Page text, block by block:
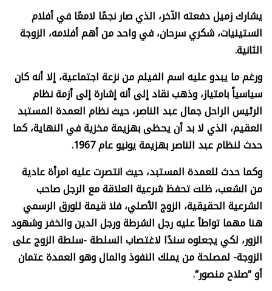
يشارك زميل دفعته الآخر، الذي صار نجمًا لامعًا في أفلام
الستينيات، شكري سرحان، في واحد من أهم أفلامه، الزوجة
الثانية.
ورغم ما يبدو عليه اسم الفيلم من نزعة اجتماعية، إلا أنه كان
سياسياً بامتياز، وذهب نقاد إلى أنه إشارة إلى أزمة نظام
الرئيس الراحل جمال عبد الناصر، حيث نظام العمدة المستبد
العقيم، الذي لا بد أن يحظى بهزيمة مخزية في النهاية، كما
حدث لنظام عبد الناصر بهزيمة يونيو عام 1967
.
وكما حدث للعمدة المستبد، حيث انتصرت عليه امرأة عادية
من الشعب، ظلت تحفظ شرعية العلاقة مع الرجل صاحب
الشرعية الحقيقية، الزوج الأصلي، فلا قيمة للورق الرسمي
هنا مهما تواطأ عليه رجل الشرطة ورجل الدين والخفر وشهود
الزور، لكي يجعلوه سندًا لاغتصاب السلطة -سلطة الزوج على
الزوجة- لمصلحة من يملك النفوذ والمال وهو العمدة عتمان
أو “صلاح منصور“.